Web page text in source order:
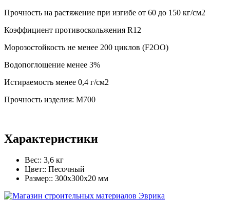
Прочность на растяжение при изгибе от 60 до 150 кг/см2
Коэффициент противоскольжения R12
Морозостойкость не менее 200 циклов (F2ОО)
Водопоглощение менее 3%
Истираемость менее 0,4 г/см2
Прочность изделия: М700
Характеристики
Вес:: 3,6 кг
Цвет:: Песочный
Размер:: 300x300x20 мм